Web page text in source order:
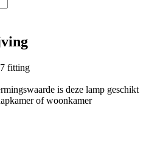
fitting
is deze lamp geschikt
of woonkamer